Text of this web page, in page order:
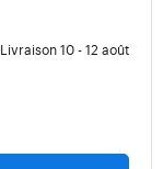
Livraison 10 - 12 août